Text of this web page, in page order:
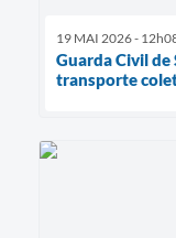
19 MAI 2026 -
Guarda Civil
transporte